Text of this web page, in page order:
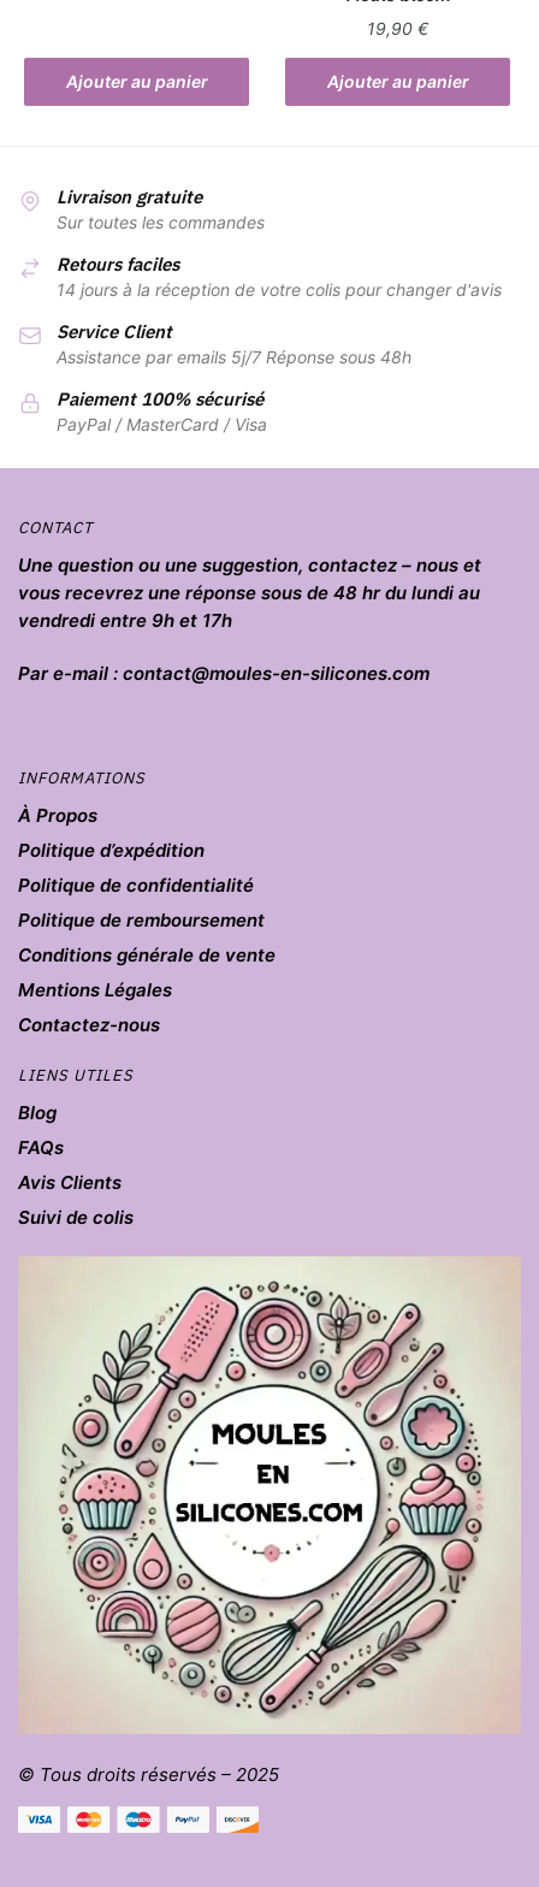
Ajouter au panier
19,90€
Ajouter au panier
Livraison gratuite
Sur toutes les commandes
Retours faciles
14 jours à la réception de votre colis pour changer d'avis
Service Client
Assistance par emails 5j/7 Réponse sous 48h
Paiement 100% sécurisé
PayPal / MasterCard / Visa
CONTACT
Une question ou une suggestion, contactez – nous et
vous recevrez une réponse sous de 48 hr du lundi au
vendredi entre 9h et 17h
Par e-mail : contact@moules-en-silicones.com
INFORMATIONS
À Propos
Politique d’expédition
Politique de confidentialité
Politique de remboursement
Conditions générale de vente
Mentions Légales
Contactez-nous
LIENS UTILES
Blog
FAQs
Avis Clients
Suivi de colis
© Tous droits réservés – 2025